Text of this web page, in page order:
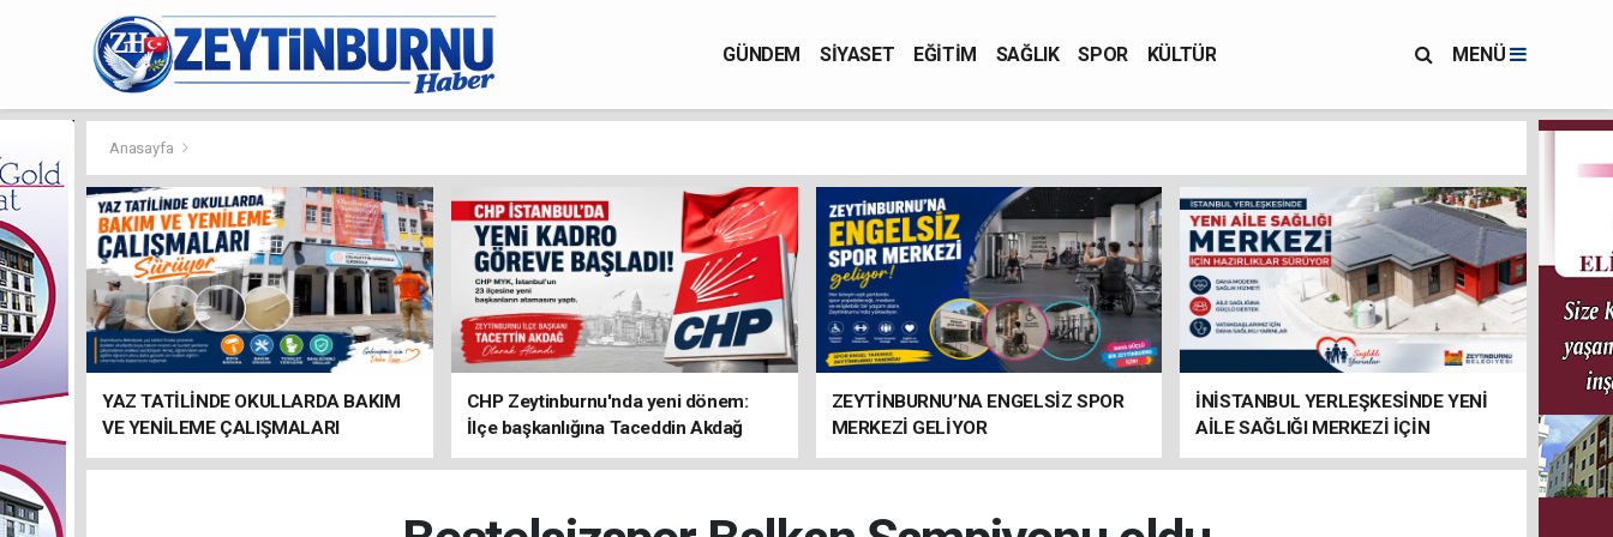
GÜNDEM SİYASET EĞİTİM SAĞLIK SPOR KÜLTÜR MENÜ
Anasayfa
YAZ TATİLİNDE OKULLARDA BAKIM
VE YENİLEME ÇALIŞMALARI
SÜRÜYOR
CHP Zeytinburnu'nda yeni dönem:
İlçe başkanlığına Taceddin Akdağ
atandı
ZEYTİNBURNU’NA ENGELSİZ SPOR
MERKEZİ GELİYOR
İNİSTANBUL YERLEŞKESİNDE YENİ
AİLE SAĞLIĞI MERKEZİ İÇİN
HAZIRLIKLAR SÜRÜYOR